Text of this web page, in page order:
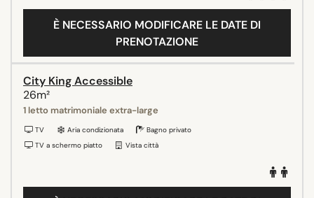
È NECESSARIO MODIFICARE LE DATE DI
PRENOTAZIONE
City King Accessible
26m²
1 letto matrimoniale extra-large
TV Aria condizionata
Bagno privato
TV a schermo piatto
Vista città